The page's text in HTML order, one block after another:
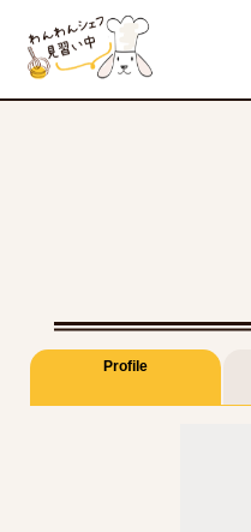
Profile